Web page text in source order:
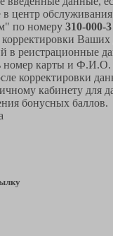
в центр
по номеру 310-000-3
корректировки
в реистрационные
номер карты и Ф.И.О.
корректировки
кабинету для
бонусных баллов.